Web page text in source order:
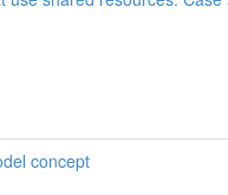
concept